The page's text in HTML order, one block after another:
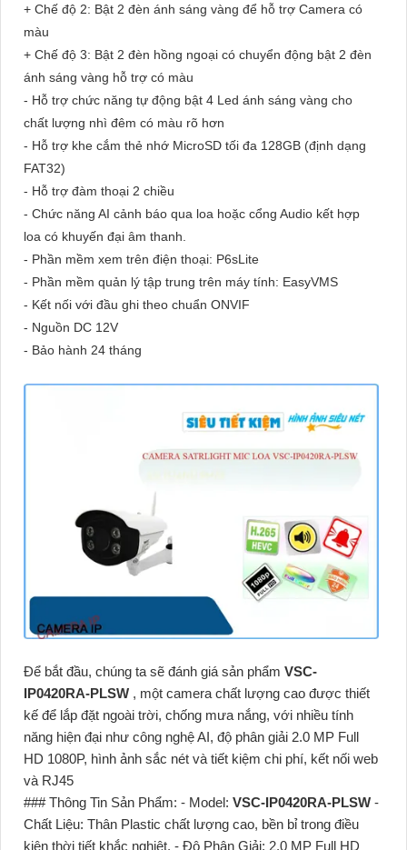
+ Chế độ 2: Bật 2 đèn ánh sáng vàng để hỗ trợ Camera có
màu
+ Chế độ 3: Bật 2 đèn hồng ngoại có chuyển động bật 2 đèn
ánh sáng vàng hỗ trợ có màu
- Hỗ trợ chức năng tự động bật 4 Led ánh sáng vàng cho
chất lượng nhì đêm có màu rõ hơn
- Hỗ trợ khe cắm thẻ nhớ MicroSD tối đa 128GB (định dạng
FAT32)
- Hỗ trợ đàm thoại 2 chiều
- Chức năng AI cảnh báo qua loa hoặc cổng Audio kết hợp
loa có khuyến đại âm thanh.
- Phần mềm xem trên điện thoại: P6sLite
- Phần mềm quản lý tập trung trên máy tính: EasyVMS
- Kết nối với đầu ghi theo chuẩn ONVIF
- Nguồn DC 12V
- Bảo hành 24 tháng
Để bắt đầu, chúng ta sẽ đánh giá sản phẩm VSC-
IP0420RA-PLSW , một camera chất lượng cao được thiết
kế để lắp đặt ngoài trời, chống mưa nắng, với nhiều tính
năng hiện đại như công nghệ AI, độ phân giải 2.0 MP Full
HD 1080P, hình ảnh sắc nét và tiết kiệm chi phí, kết nối web
và RJ45
### Thông Tin Sản Phẩm: - Model: VSC-IP0420RA-PLSW -
Chất Liệu: Thân Plastic chất lượng cao, bền bỉ trong điều
kiện thời tiết khắc nghiệt. - Độ Phân Giải: 2.0 MP Full HD